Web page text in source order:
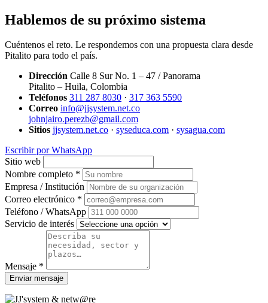
Hablemos de su próximo sistema
Cuéntenos el reto. Le respondemos con una propuesta clara desde
Pitalito para todo el país.
Dirección Calle 8 Sur No. 1 – 47 / Panorama
Pitalito – Huila, Colombia
Teléfonos 311 287 8030 · 317 363 5590
Correo info@jjsystem.net.co
johnjairo.perezb@gmail.com
Sitios jjsystem.net.co · syseduca.com · sysagua.com
Escribir por WhatsApp
Sitio web
Nombre completo *
Empresa / Institución
Correo electrónico *
Teléfono / WhatsApp
Servicio de interés
Mensaje *
Enviar mensaje